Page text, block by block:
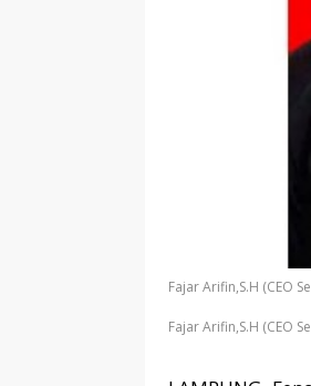
Fajar Arifin,S.H (CEO
Fajar Arifin,S.H (CEO